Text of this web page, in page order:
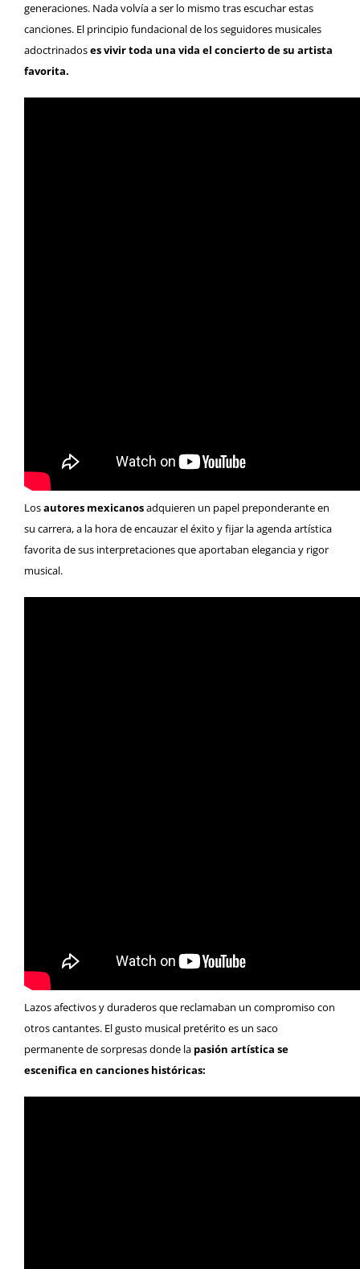
generaciones. Nada volvía a ser lo mismo tras escuchar estas
canciones. El principio fundacional de los seguidores musicales
adoctrinadoses vivir toda una vida el concierto de su artista
favorita.
Losautores mexicanosadquieren un papel preponderante en
su carrera, a la hora de encauzar el éxito y fijar la agenda artística
favorita de sus interpretaciones que aportaban elegancia y rigor
musical.
Lazos afectivos y duraderos que reclamaban un compromiso con
otros cantantes. El gusto musical pretérito es un saco
permanente de sorpresas donde la pasión artística se
escenifica en canciones históricas: